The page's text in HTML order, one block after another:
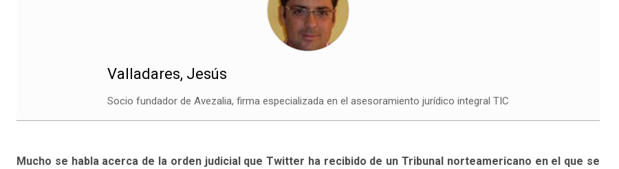
Valladares, Jesús
Socio fundador de Avezalia, firma especializada en el asesoramiento jurídico integral TIC
Mucho se habla acerca de la orden judicial que Twitter ha recibido de un Tribunal norteamericano en el que se